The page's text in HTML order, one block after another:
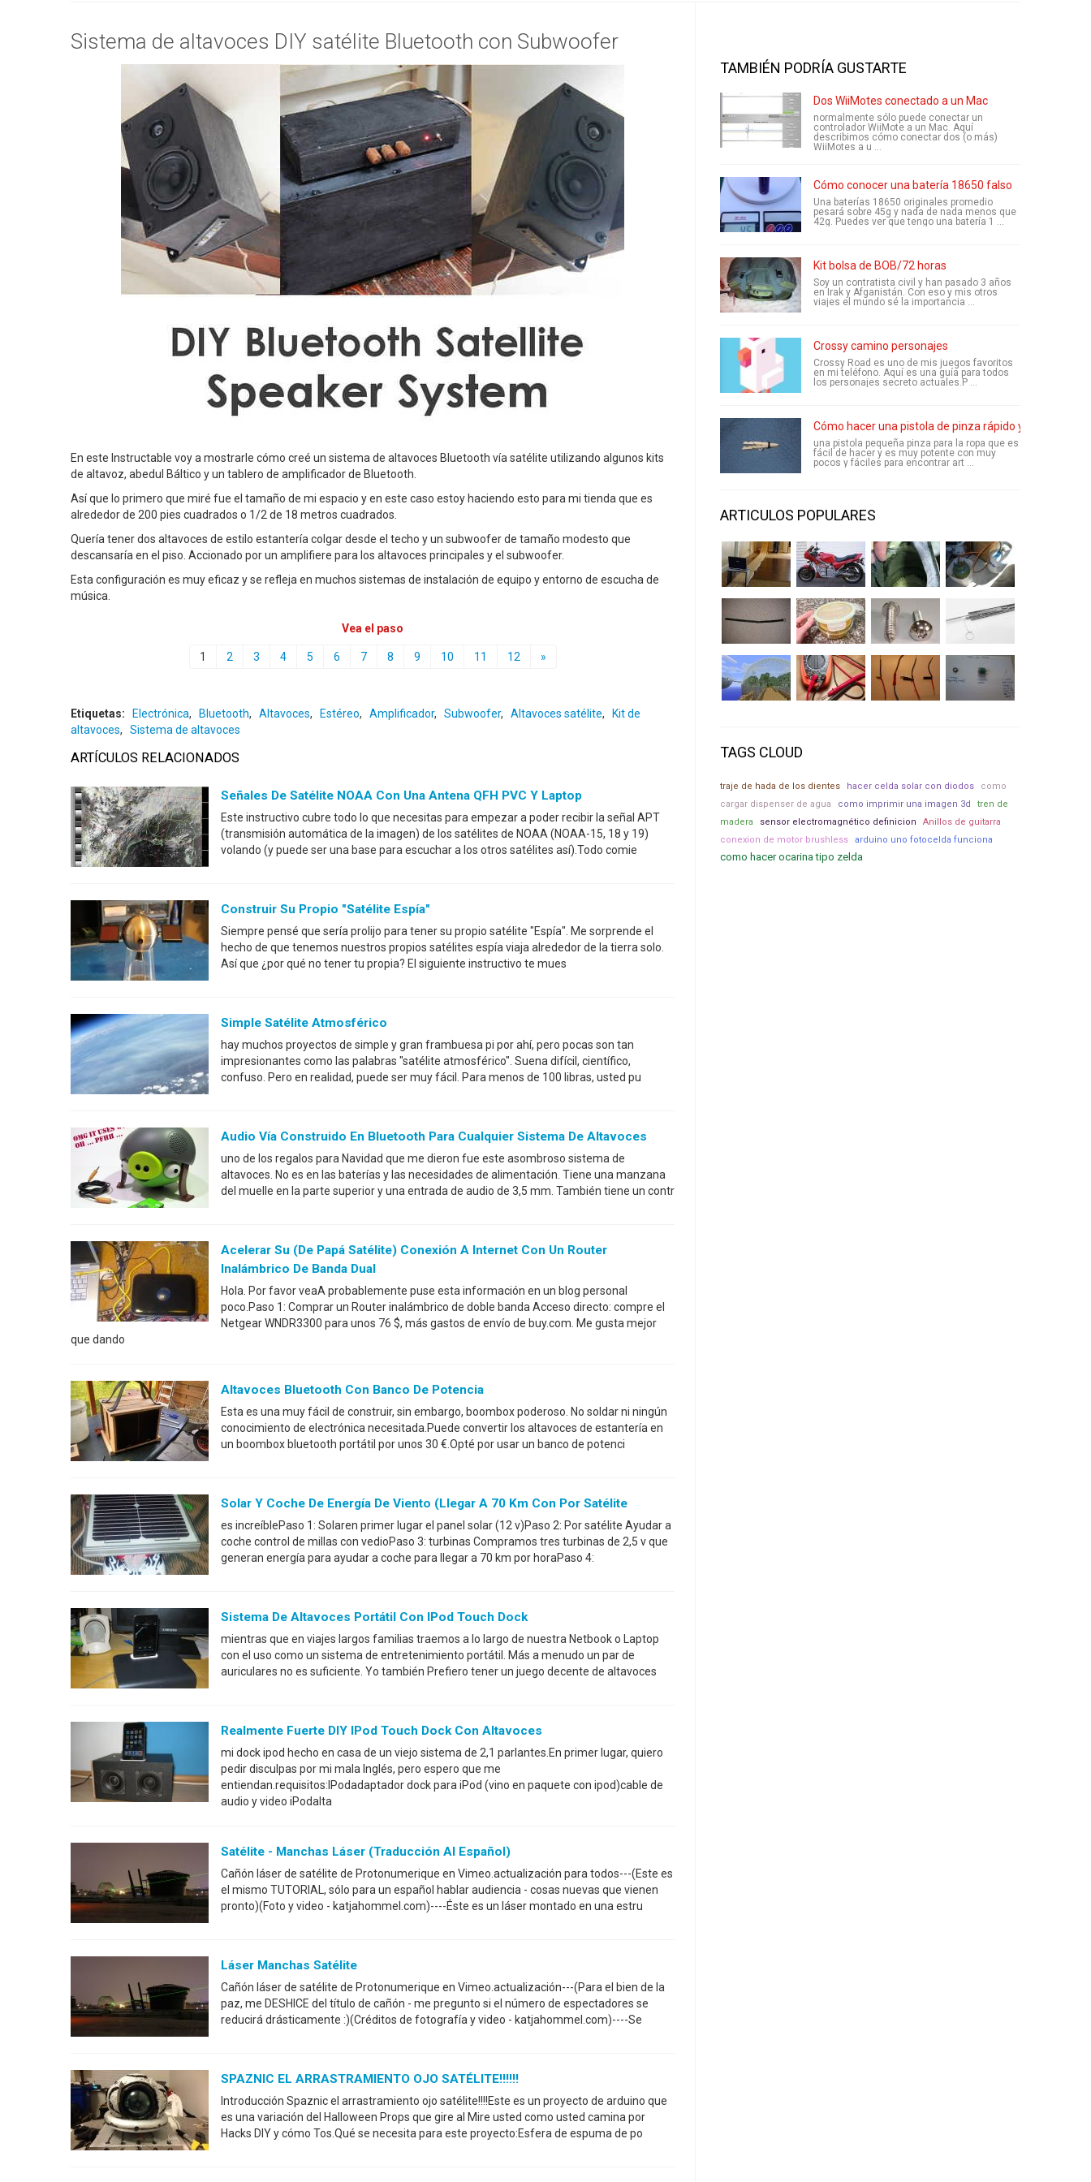
Sistema de altavoces DIY satélite Bluetooth con Subwoofer
En este Instructable voy a mostrarle cómo creé un sistema de altavoces Bluetooth vía satélite utilizando algunos kits
de altavoz, abedul Báltico y un tablero de amplificador de Bluetooth.
Así que lo primero que miré fue el tamaño de mi espacio y en este caso estoy haciendo esto para mi tienda que es
alrededor de 200 pies cuadrados o 1/2 de 18 metros cuadrados.
Quería tener dos altavoces de estilo estantería colgar desde el techo y un subwoofer de tamaño modesto que
descansaría en el piso. Accionado por un amplifiere para los altavoces principales y el subwoofer.
Esta configuración es muy eficaz y se refleja en muchos sistemas de instalación de equipo y entorno de escucha de
música.
Vea el paso
1 2 3 4 5 6 7 8 9 10 11 12 »
Etiquetas: Electrónica, Bluetooth, Altavoces, Estéreo, Amplificador, Subwoofer, Altavoces satélite,
Kit de
altavoces, Sistema de altavoces
ARTÍCULOS RELACIONADOS
Señales De Satélite NOAA Con Una Antena QFH PVC Y Laptop
Este instructivo cubre todo lo que necesitas para empezar a poder recibir la señal APT
(transmisión automática de la imagen) de los satélites de NOAA (NOAA-15, 18 y 19)
volando (y puede ser una base para escuchar a los otros satélites así).Todo comie
Construir Su Propio "satélite Espía"
Siempre pensé que sería prolijo para tener su propio satélite "Espía". Me sorprende el
hecho de que tenemos nuestros propios satélites espía viaja alrededor de la tierra solo.
Así que ¿por qué no tener tu propia? El siguiente instructivo te mues
Simple Satélite Atmosférico
hay muchos proyectos de simple y gran frambuesa pi por ahí, pero pocas son tan
impresionantes como las palabras "satélite atmosférico". Suena difícil, científico,
confuso. Pero en realidad, puede ser muy fácil. Para menos de 100 libras, usted pu
Audio Vía Construido En Bluetooth Para Cualquier Sistema De Altavoces
uno de los regalos para Navidad que me dieron fue este asombroso sistema de
altavoces. No es en las baterías y las necesidades de alimentación. Tiene una manzana
del muelle en la parte superior y una entrada de audio de 3,5 mm. También tiene un contr
Acelerar Su (de Papá Satélite) Conexión A Internet Con Un Router
Inalámbrico De Banda Dual
Hola. Por favor veaA probablemente puse esta información en un blog personal
poco.Paso 1: Comprar un Router inalámbrico de doble banda Acceso directo: compre el
Netgear WNDR3300 para unos 76 $, más gastos de envío de buy.com. Me gusta mejor
que dando
Altavoces Bluetooth Con Banco De Potencia
Esta es una muy fácil de construir, sin embargo, boombox poderoso. No soldar ni ningún
conocimiento de electrónica necesitada.Puede convertir los altavoces de estantería en
un boombox bluetooth portátil por unos 30 €.Opté por usar un banco de potenci
Solar Y Coche De Energía De Viento (llegar A 70 Km Con Por Satélite
es increíblePaso 1: Solaren primer lugar el panel solar (12 v)Paso 2: Por satélite Ayudar a
coche control de millas con vedioPaso 3: turbinas Compramos tres turbinas de 2,5 v que
generan energía para ayudar a coche para llegar a 70 km por horaPaso 4:
Sistema De Altavoces Portátil Con IPod Touch Dock
mientras que en viajes largos familias traemos a lo largo de nuestra Netbook o Laptop
con el uso como un sistema de entretenimiento portátil. Más a menudo un par de
auriculares no es suficiente. Yo también Prefiero tener un juego decente de altavoces
Realmente Fuerte DIY IPod Touch Dock Con Altavoces
mi dock ipod hecho en casa de un viejo sistema de 2,1 parlantes.En primer lugar, quiero
pedir disculpas por mi mala Inglés, pero espero que me
entiendan.requisitos:IPodadaptador dock para iPod (vino en paquete con ipod)cable de
audio y video iPodalta
Satélite - Manchas Láser (Traducción Al Español)
Cañón láser de satélite de Protonumerique en Vimeo.actualización para todos---(Este es
el mismo TUTORIAL, sólo para un español hablar audiencia - cosas nuevas que vienen
pronto)(Foto y video - katjahommel.com)----Éste es un láser montado en una estru
Láser Manchas Satélite
Cañón láser de satélite de Protonumerique en Vimeo.actualización---(Para el bien de la
paz, me DESHICE del título de cañón - me pregunto si el número de espectadores se
reducirá drásticamente :)(Créditos de fotografía y video - katjahommel.com)----Se
SPAZNIC EL ARRASTRAMIENTO OJO SATÉLITE!!!!!!
Introducción Spaznic el arrastramiento ojo satélite!!!!Este es un proyecto de arduino que
es una variación del Halloween Props que gire al Mire usted como usted camina por
Hacks DIY y cómo Tos.Qué se necesita para este proyecto:Esfera de espuma de po
TAMBIÉN PODRÍA GUSTARTE
Dos WiiMotes conectado a un Mac
normalmente sólo puede conectar un
controlador WiiMote a un Mac. Aquí
describimos cómo conectar dos (o más)
WiiMotes a u ...
Cómo conocer una batería 18650 falso
Una baterías 18650 originales promedio
pesará sobre 45g y nada de nada menos que
42g. Puedes ver que tengo una batería 1 ...
Kit bolsa de BOB/72 horas
Soy un contratista civil y han pasado 3 años
en Irak y Afganistán. Con eso y mis otros
viajes el mundo sé la importancia ...
Crossy camino personajes
Crossy Road es uno de mis juegos favoritos
en mi teléfono. Aquí es una guía para todos
los personajes secreto actuales.P ...
Cómo hacer una pistola de pinza rápido y fácil
una pistola pequeña pinza para la ropa que es
fácil de hacer y es muy potente con muy
pocos y fáciles para encontrar art ...
ARTICULOS POPULARES
TAGS CLOUD
traje de hada de los dientes hacer celda solar con diodos
como
cargar dispenser de agua
como imprimir una imagen 3d
tren de
madera
sensor electromagnético definicion
Anillos de guitarra
conexion de motor brushless
arduino uno fotocelda funciona
como hacer ocarina tipo zelda